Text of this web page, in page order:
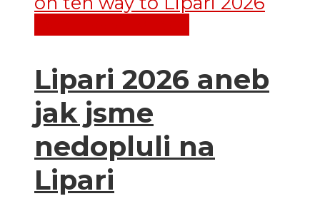
Lipari 2026 aneb
jak jsme
nedopluli na
Lipari